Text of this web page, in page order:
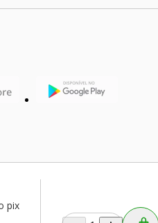
pix
podendo diferir na rede de lojas
sem aviso prévio. Fast